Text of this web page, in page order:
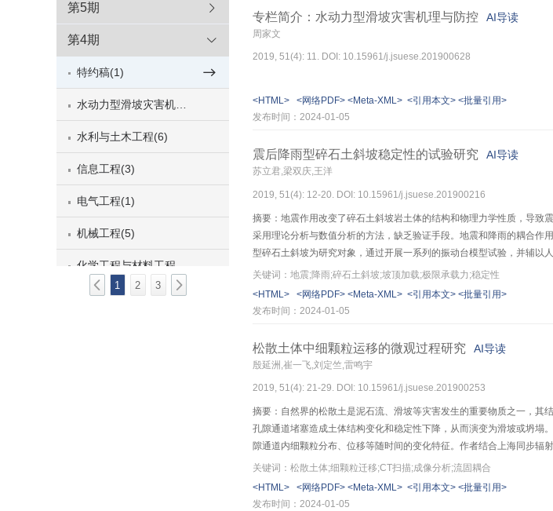
第5期
第4期
特约稿(1)
水利与土木工程(6)
信息工程(3)
电气工程(1)
机械工程(5)
第3期
1 2 3
水及其产沙特征、复杂沟床输沙动力，以及超量泥沙补给下的水沙运
预警及灾害防治提供依据，并及时丰富和完善暴雨山洪灾害所涉及的水
专栏简介：水动力型滑坡灾害机理与防控 AI导读
周家文
2019, 51(4): 11. DOI: 10.15961/j.jsuese.201900628
<HTML>
<网络PDF> <Meta-XML> <引用本文> <批量引用>
发布时间：2024-01-05
震后降雨型碎石土斜坡稳定性的试验研究 AI导读
苏立君,梁双庆,王洋
2019, 51(4): 12-20. DOI: 10.15961/j.jsuese.201900216
摘要：地震作用改变了碎石土斜坡岩土体的结构和物理力学性质，导致
采用理论分析与数值分析的方法，缺乏验证手段。地震和降雨的耦合
型碎石土斜坡为研究对象，通过开展一系列的振动台模型试验，并辅以
及内部易形成裂缝，坡体结构上部振松、下部振密，导致坡体上部降
作用时斜坡的稳定性要小于地震或降雨单独作用的稳定性。随着地震
降雨时，斜坡极限承载力下降的比例要远大于地震强度为0.2g或0.4g时
关键词：地震;降雨;碎石土斜坡;坡顶加载;极限承载力;稳定性
<HTML>
<网络PDF> <Meta-XML> <引用本文> <批量引用>
发布时间：2024-01-05
松散土体中细颗粒运移的微观过程研究 AI导读
殷延洲,崔一飞,刘定竺,雷鸣宇
2019, 51(4): 21-29. DOI: 10.15961/j.jsuese.201900253
摘要：自然界的松散土是泥石流、滑坡等灾害发生的重要物质之一，其
孔隙通道堵塞造成土体结构变化和稳定性下降，从而演变为滑坡或坍
隙通道内细颗粒分布、位移等随时间的变化特征。作者结合上海同步
量设计微观渗流试验，通过耦合离散元与Darcy流体方程计算分析整体
移的有效手段。CT扫描和数值计算结果均表明土样入流口和出流口存
渗流方向上土体内部细颗粒存在流失补给平衡和逐渐侵蚀的现象，细颗
关键词：松散土体;细颗粒迁移;CT扫描;成像分析;流固耦合
<HTML>
<网络PDF> <Meta-XML> <引用本文> <批量引用>
发布时间：2024-01-05